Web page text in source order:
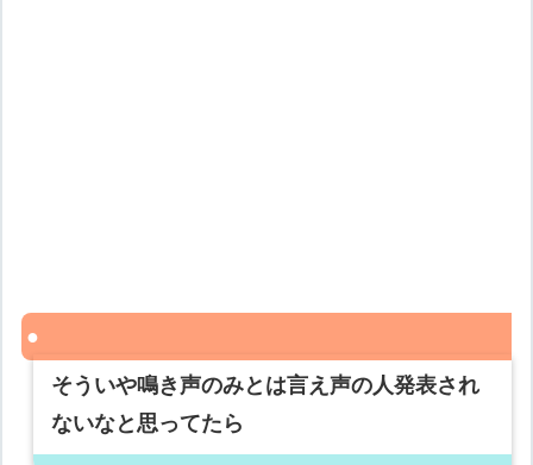
そういや鳴き声のみとは言え声の人発表され
ないなと思ってたら